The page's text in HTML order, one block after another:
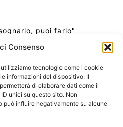
Consenso
tecnologie come i cookie
informazioni del dispositivo. Il
di elaborare dati come il
unici su questo sito. Non
può influire negativamente su alcune
puoi farlo"
momento
Potrebbe Essere per
alla Quinta